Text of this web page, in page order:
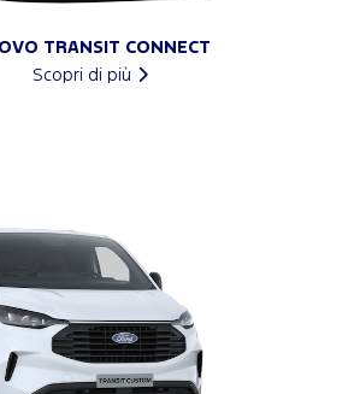
TRANSIT CONNECT
Scopri di più